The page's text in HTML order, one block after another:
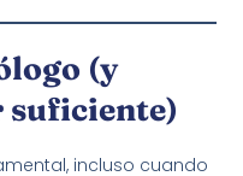
(y
suficiente)
incluso cuando